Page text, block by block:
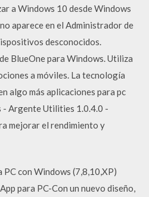
a Windows 10 desde Windows
aparece en el Administrador de
desconocidos.
BlueOne para Windows. Utiliza
a móviles. La tecnología
algo más aplicaciones para pc
Argente Utilities 1.0.4.0 -
mejorar el rendimiento y
con Windows (7,8,10,XP)
para PC-Con un nuevo diseño,